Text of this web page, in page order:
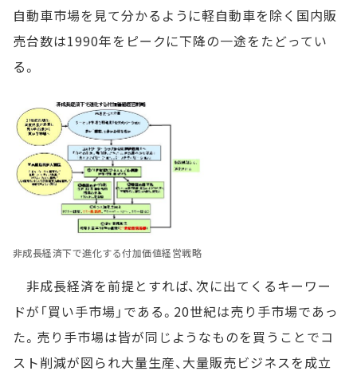
自動車市場を見て分かるように軽自動車を除く国内販
売台数は1990年をピークに下降の一途をたどってい
る。
非成長経済下で進化する付加価値経営戦略
非成長経済を前提とすれば、次に出てくるキーワー
ドが「買い手市場」である。20世紀は売り手市場であっ
た。売り手市場は皆が同じようなものを買うことでコ
スト削減が図られ大量生産、大量販売ビジネスを成立